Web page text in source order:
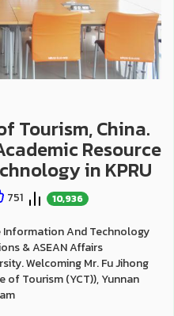
Tourism, China.
Resource
in KPRU
751 10,936
Information And Technology
& ASEAN Affairs
Welcoming Mr. Fu Jihong
of Tourism (YCT)), Yunnan